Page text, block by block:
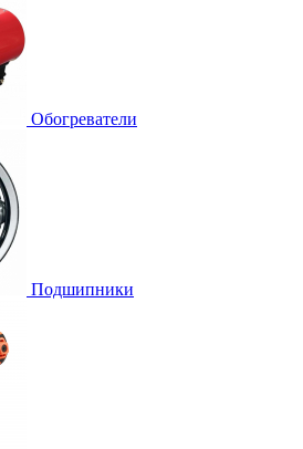
Обогреватели
Подшипники